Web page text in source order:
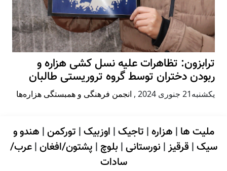
ترابزون: تظاهرات علیه نسل کشی هزاره و
ربودن دختران توسط گروه تروریستی طالبان
يكشنبه21 جنوری 2024 , انجمن فرهنگی و همبستگی هزاره‌ها
ملیت ها | هزاره| تاجیک| اوزبیک| تورکمن| هندو و
سیک| قرقیز| نورستانی| بلوچ | پشتون/افغان|عرب/
سادات